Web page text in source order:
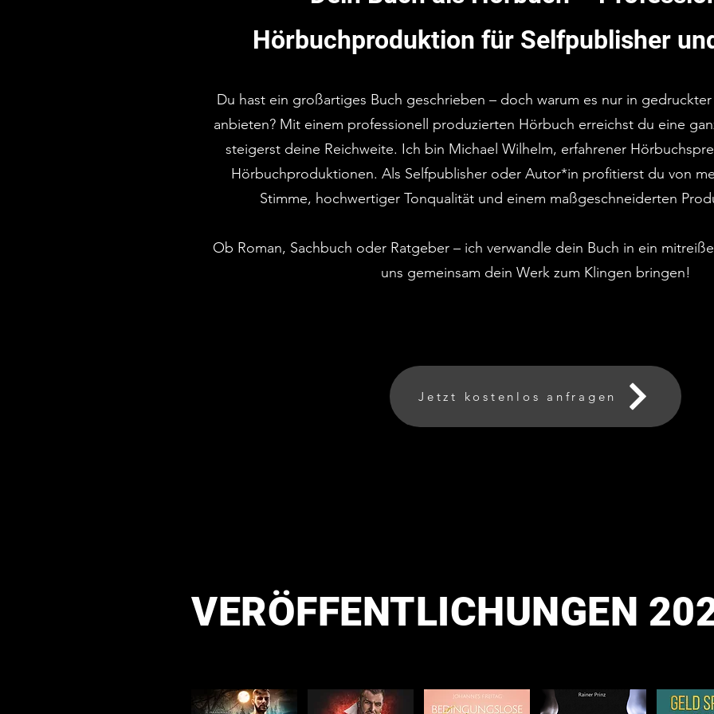
Hörbuchproduktion für Selfpublisher
Du hast ein großartiges Buch geschrieben – doch warum es nur in
anbieten? Mit einem professionell produzierten Hörbuch erreichst du eine
steigerst deine Reichweite. Ich bin Michael Wilhelm, erfahrener
Hörbuchproduktionen. Als Selfpublisher oder Autor*in profitierst du von
Stimme, hochwertiger Tonqualität und einem maßgeschneiderten
Ob Roman, Sachbuch oder Ratgeber – ich verwandle dein Buch in ein
uns gemeinsam dein Werk zum Klingen bringen!
Jetzt kostenlos anfragen
VERÖFFENTLICHUNGEN